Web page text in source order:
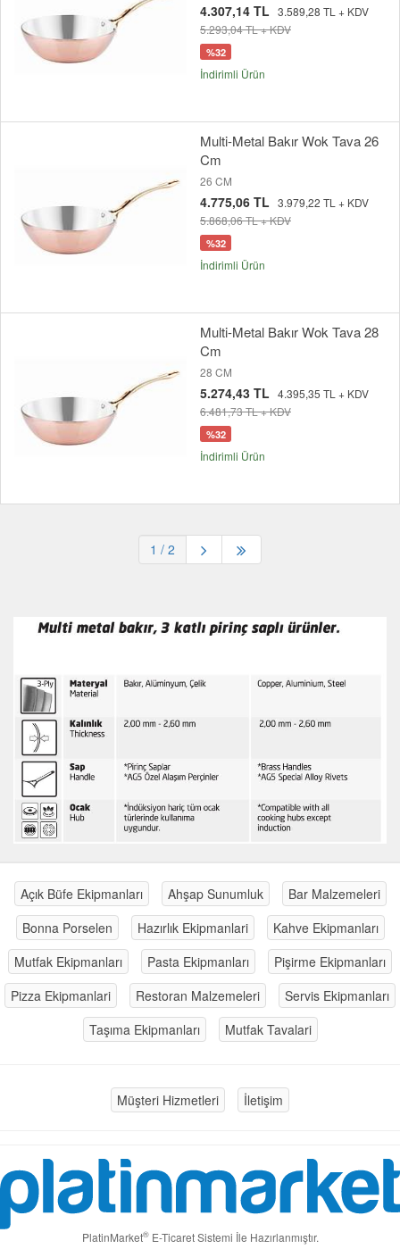
4.307,14 TL 3.589,28 TL + KDV
5.293,04 TL + KDV
%32
İndirimli Ürün
Multi-Metal Bakır Wok Tava 26
Cm
26 CM
4.775,06 TL 3.979,22 TL + KDV
5.868,06 TL + KDV
%32
İndirimli Ürün
Multi-Metal Bakır Wok Tava 28
Cm
28 CM
5.274,43 TL 4.395,35 TL + KDV
6.481,73 TL + KDV
%32
İndirimli Ürün
1 / 2
Açık Büfe Ekipmanları Ahşap Sunumluk
Bar Malzemeleri
Bonna Porselen
Hazırlık Ekipmanlari
Kahve Ekipmanları
Mutfak Ekipmanları
Pasta Ekipmanları
Pişirme Ekipmanları
Pizza Ekipmanlari
Restoran Malzemeleri
Servis Ekipmanları
Taşıma Ekipmanları
Mutfak Tavalari
Müşteri Hizmetleri İletişim
PlatinMarket®E-Ticaret Sistemi İle Hazırlanmıştır.